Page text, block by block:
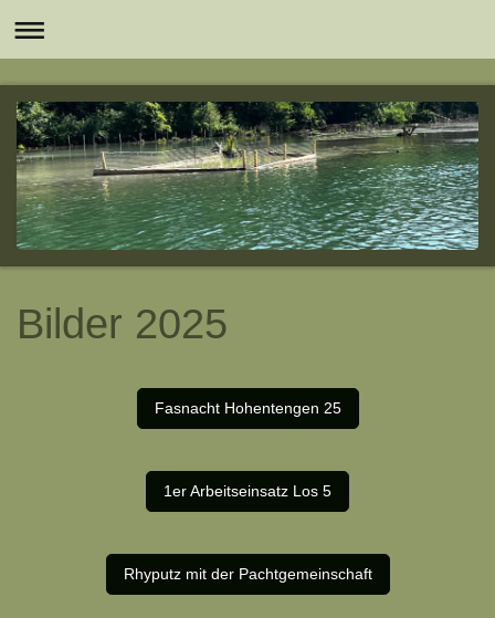
Bilder 2025
Fasnacht Hohentengen 25
1er Arbeitseinsatz Los 5
Rhyputz mit der Pachtgemeinschaft